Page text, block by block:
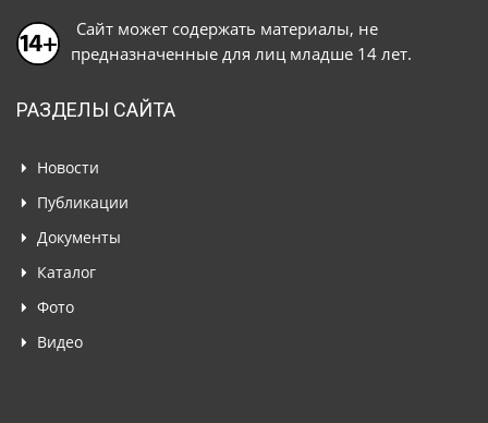
Сайт может содержать материалы, не
предназначенные для лиц младше 14 лет.
РАЗДЕЛЫ САЙТА
Новости
Публикации
Документы
Каталог
Фото
Видео